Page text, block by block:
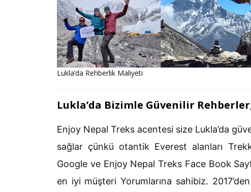
Lukla’da Rehberlik Maliyeti
Lukla’da Bizimle Güvenilir
Enjoy Nepal Treks acentesi size Lukla’da
sağlar çünkü otantik Everest alanları
Google ve Enjoy Nepal Treks Face Book
en iyi müşteri Yorumlarına sahibiz.